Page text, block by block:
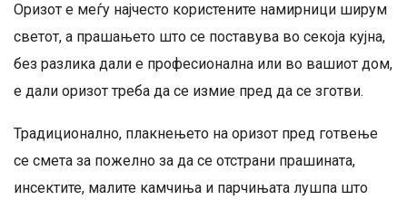
Оризот е меѓу најчесто користените намирници ширум
светот, а прашањето што се поставува во секоја кујна,
без разлика дали е професионална или во вашиот дом,
е дали оризот треба да се измие пред да се зготви.
Традиционално, плакнењето на оризот пред готвење
се смета за пожелно за да се отстрани прашината,
инсектите, малите камчиња и парчињата лушпа што